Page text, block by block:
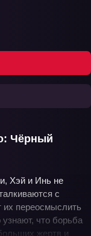
Чёрный
Хэй и Инь не
с
их переосмыслить
что борьба
жертв и